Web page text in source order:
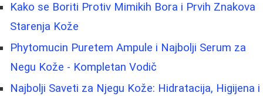
Kako se Boriti Protiv Mimikih Bora i Prvih Znakova
Starenja Kože
Phytomucin Puretem Ampule i Najbolji Serum za
Negu Kože - Kompletan Vodič
Najbolji Saveti za Njegu Kože: Hidratacija, Higijena i